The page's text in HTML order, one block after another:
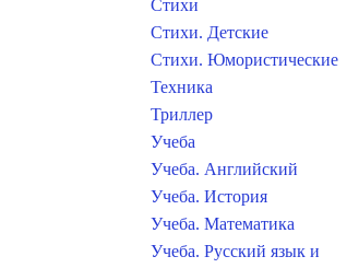
Стихи
Стихи. Детские
Стихи. Юмористические
Техника
Триллер
Учеба
Учеба. Английский
Учеба. История
Учеба. Математика
Учеба. Русский язык и